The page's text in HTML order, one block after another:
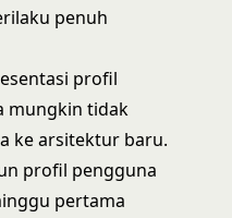
penuh
profil
mungkin tidak
ke arsitektur baru.
profil pengguna
pertama